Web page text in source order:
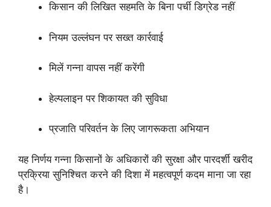
किसान की लिखित सहमति के बिना पर्ची डिग्रेड नहीं
नियम उल्लंघन पर सख्त कार्रवाई
मिलें गन्ना वापस नहीं करेंगी
हेल्पलाइन पर शिकायत की सुविधा
प्रजाति परिवर्तन के लिए जागरूकता अभियान
यह निर्णय गन्ना किसानों के अधिकारों की सुरक्षा और पारदर्शी खरीद
प्रक्रिया सुनिश्चित करने की दिशा में महत्वपूर्ण कदम माना जा रहा
है।